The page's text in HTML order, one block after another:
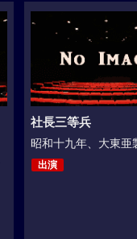
社長三等兵
昭和十九年、大東亜
出演